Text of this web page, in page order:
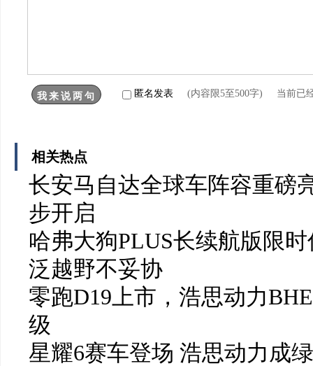
匿名发表 (内容限5至500字) 当前已
相关热点
长安马自达全球车阵容重磅
步开启
哈弗大狗PLUS长续航版限
泛越野不妥协
零跑D19上市，浩思动力
级
星耀6赛车登场 浩思动力成